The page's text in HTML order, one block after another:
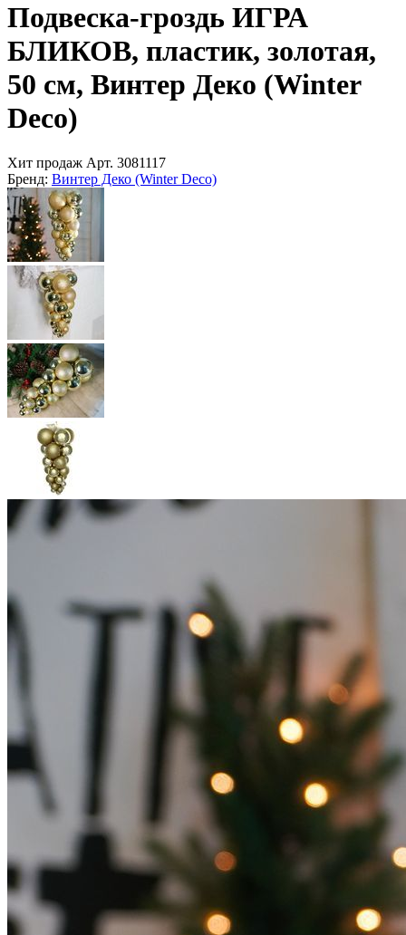
Подвеска-гроздь ИГРА
БЛИКОВ, пластик, золотая,
50 см, Винтер Деко (Winter
Deco)
Хит продаж Арт. 3081117
Бренд: Винтер Деко (Winter Deco)